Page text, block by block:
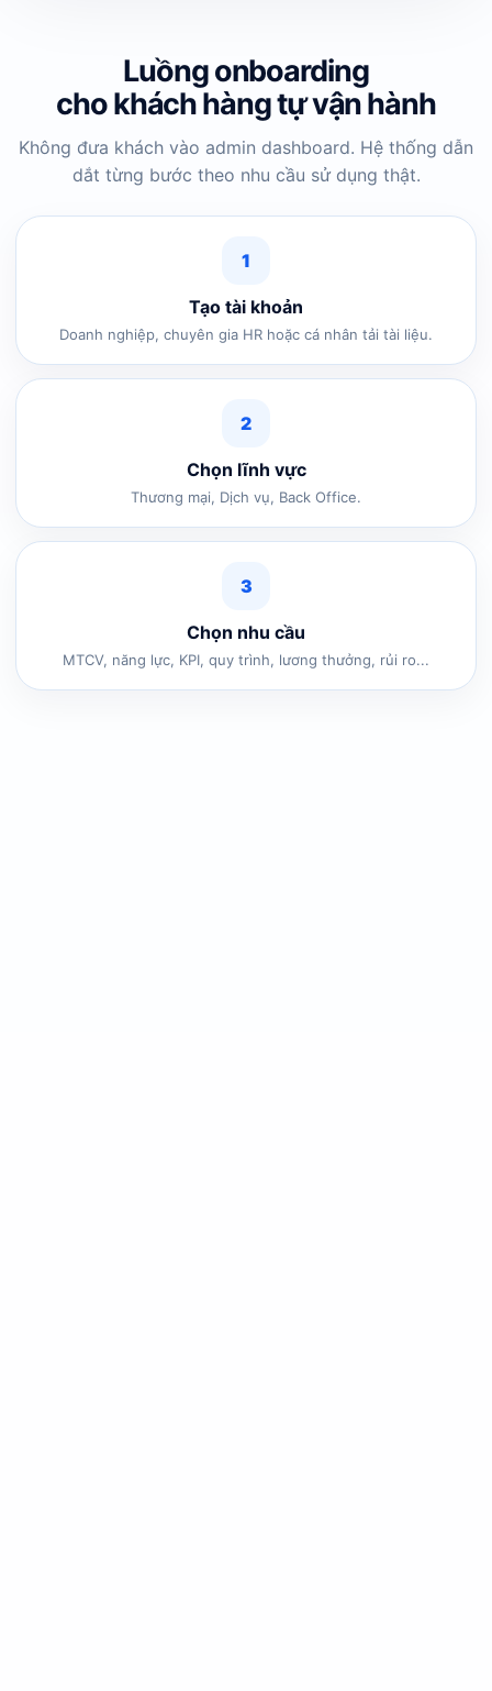
Luồng onboarding
cho khách hàng tự vận hành
Không đưa khách vào admin dashboard. Hệ thống dẫn
dắt từng bước theo nhu cầu sử dụng thật.
1
Tạo tài khoản
Doanh nghiệp, chuyên gia HR hoặc cá nhân tải tài liệu.
2
Chọn lĩnh vực
Thương mại, Dịch vụ, Back Office.
3
Chọn nhu cầu
MTCV, năng lực, KPI, quy trình, lương thưởng, rủi ro...